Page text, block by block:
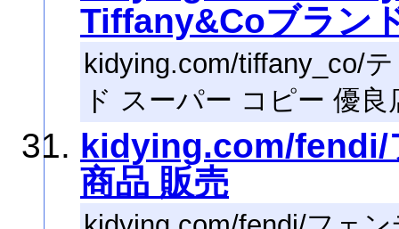
Tiffany&Coブラン
kidying.com/tiffany_co/
ド スーパー コピー 優良
kidying.com/fendi/
商品 販売